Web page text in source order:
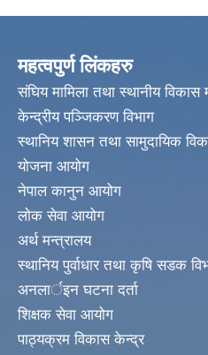
महत्वपुर्ण लिंकहरु
संघिय मामिला तथा स्थानीय विकास
केन्द्रीय पञ्जिकरण विभाग
स्थानिय शासन तथा सामुदायिक
योजना आयोग
नेपाल कानुन आयोग
लोक सेवा आयोग
अर्थ मन्त्रालय
स्थानिय पुर्वाधार तथा कृषि सडक
अनलार्इन घटना दर्ता
शिक्षक सेवा आयोग
पाठ्यक्रम विकास केन्द्र